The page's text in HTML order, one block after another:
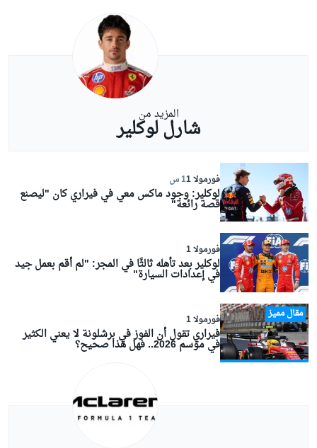
المزيد من
شارل لوكلير
فورمولا 1 1 س
لوكلير: وجود ماكس معي في فيراري كان "ليصنع
قصة رائعة"
فورمولا 1
لوكلير بعد تأهله ثالثًا في المجر: "لم أقم بعمل جيد
في إعدادات السيارة"
مقال مميز فورمولا 1
فيراري تقول أن الفوز في برشلونة لا يعني الكثير
في موسم 2026.. فهل هذا صحيح؟